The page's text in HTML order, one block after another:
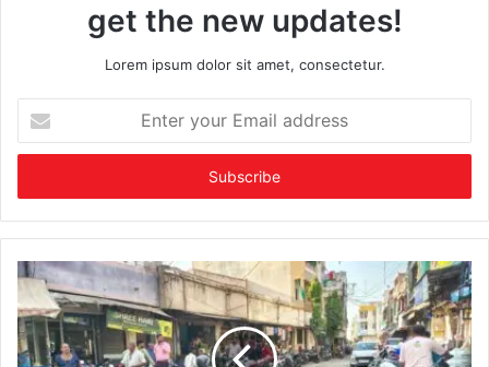
get the new updates!
Lorem ipsum dolor sit amet, consectetur.
your
Email